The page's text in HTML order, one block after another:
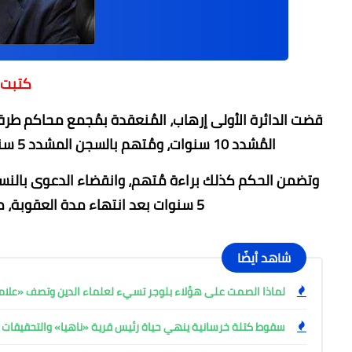
المُشدد 10 سنوات، ومُتهم بالسجن المشدد 5 سنوات، وذلك في القضية المعروفة إعلامياً بـ"المرابطون 2".
وتضمن الحكم كذلك براءة مُتهم، وانقضاء الدعوى
5 سنوات بعد انتهاء مدة العقوبة، مع إلزام المحكوم عليهم بالمصاريف الجنائية.
شاهد أيضًا
لماذا الصمت على هؤلاء بلوجر تسيء لعلماء الدين وتصف
سقوط كتلة خرسانية ينهي حياة رئيس قرية «ناهيا»